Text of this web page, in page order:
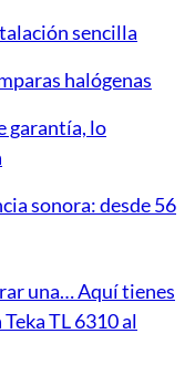
sencilla
halógenas
garantía, lo
sonora: desde 56
una… Aquí tienes
TL 6310 al